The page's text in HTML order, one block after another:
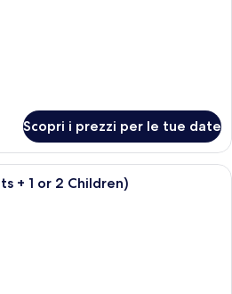
Scopri i prezzi per le tue date
Una camera d'albergo con un letto
+ 1 or 2 Children)